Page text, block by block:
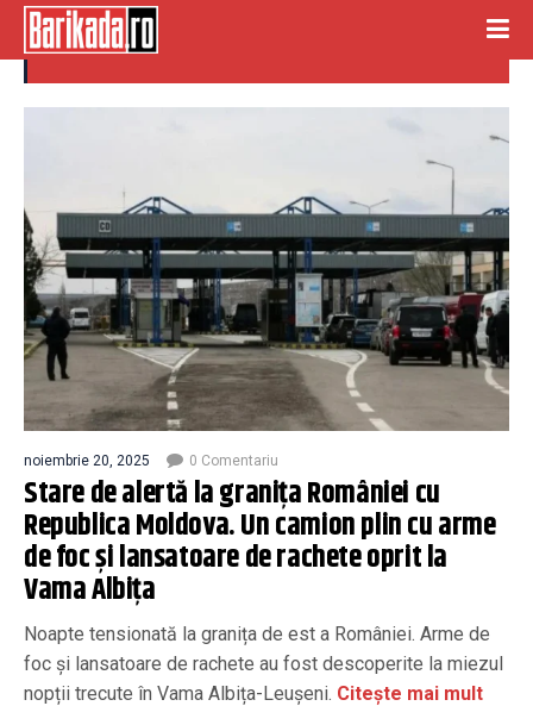
armament romania
noiembrie 20, 2025 0 Comentariu
Stare de alertă la granița României cu
Republica Moldova. Un camion plin cu arme
de foc și lansatoare de rachete oprit la
Vama Albița
Noapte tensionată la granița de est a României. Arme de
foc și lansatoare de rachete au fost descoperite la miezul
nopții trecute în Vama Albița-Leușeni. Citește mai mult